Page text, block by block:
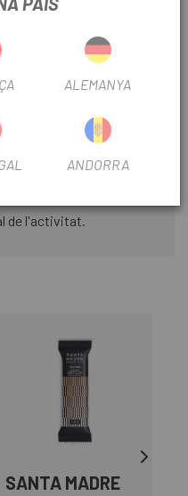
glucobar és durant
de l'activitat.
SANTA MADRE
ALEMANYA
ANDORRA